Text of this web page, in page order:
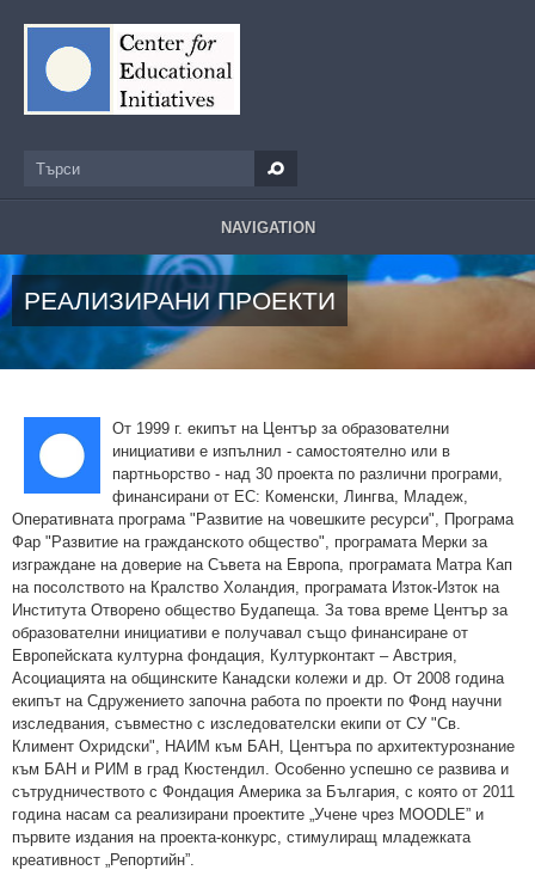
Търси
NAVIGATION
РЕАЛИЗИРАНИ ПРОЕКТИ
От 1999 г. екипът на Център за образователни
инициативи е изпълнил - самостоятелно или в
партньорство - над 30 проекта по различни програми,
финансирани от ЕС: Коменски, Лингва, Младеж,
Оперативната програма "Развитие на човешките ресурси", Програма
Фар "Развитие на гражданското общество", програмата Мерки за
изграждане на доверие на Съвета на Европа, програмата Матра Кап
на посолството на Кралство Холандия, програмата Изток-Изток на
Института Отворено общество Будапеща. За това време Център за
образователни инициативи е получавал също финансиране от
Европейската културна фондация, Културконтакт – Австрия,
Асоциацията на общинските Канадски колежи и др. От 2008 година
екипът на Сдружението започна работа по проекти по Фонд научни
изследвания, съвместно с изследователски екипи от СУ "Св.
Климент Охридски", НАИМ към БАН, Центъра по архитектурознание
към БАН и РИМ в град Кюстендил. Особенно успешно се развива и
сътрудничеството с Фондация Америка за България, с която от 2011
година насам са реализирани проектите „Учене чрез MOODLE” и
първите издания на проекта-конкурс, стимулиращ младежката
креативност „Репортийн”.